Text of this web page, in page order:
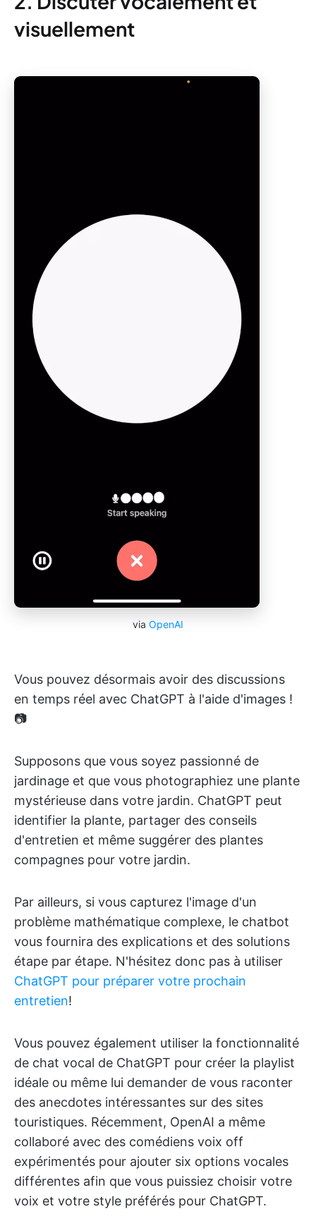
visuellement
via OpenAI
Vous pouvez désormais avoir des discussions
en temps réel avec ChatGPT à l'aide d'images !
📷
Supposons que vous soyez passionné de
jardinage et que vous photographiez une plante
mystérieuse dans votre jardin. ChatGPT peut
identifier la plante, partager des conseils
d'entretien et même suggérer des plantes
compagnes pour votre jardin.
Par ailleurs, si vous capturez l'image d'un
problème mathématique complexe, le chatbot
vous fournira des explications et des solutions
étape par étape. N'hésitez donc pas à utiliser
ChatGPT pour préparer votre prochain
entretien!
Vous pouvez également utiliser la fonctionnalité
de chat vocal de ChatGPT pour créer la playlist
idéale ou même lui demander de vous raconter
des anecdotes intéressantes sur des sites
touristiques. Récemment, OpenAI a même
collaboré avec des comédiens voix off
expérimentés pour ajouter six options vocales
différentes afin que vous puissiez choisir votre
voix et votre style préférés pour ChatGPT.